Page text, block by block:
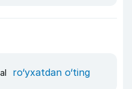
ro‘yxatdan o‘ting